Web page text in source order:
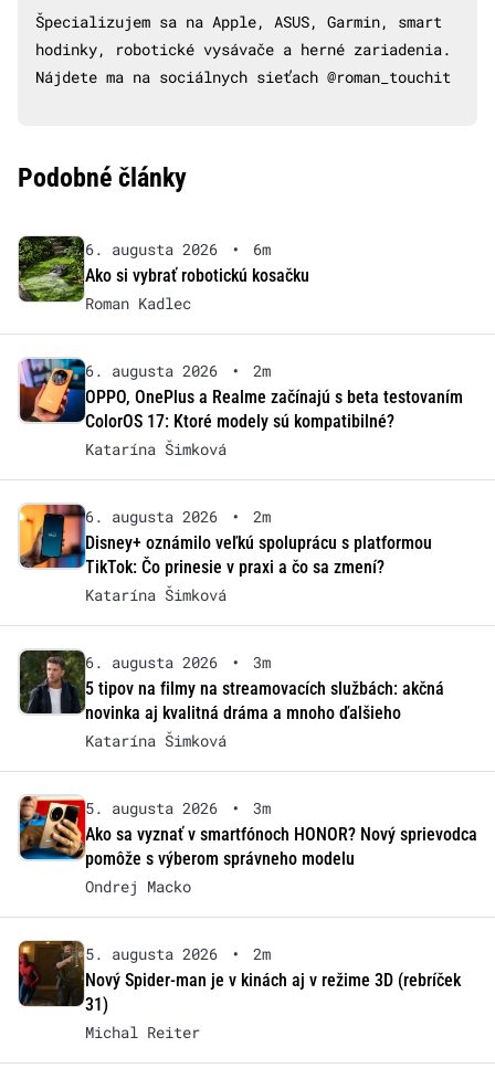
Špecializujem sa na Apple, ASUS, Garmin, smart
hodinky, robotické vysávače a herné zariadenia.
Nájdete ma na sociálnych sieťach @roman_touchit
Podobné články
6. augusta 2026 •
6m
Ako si vybrať robotickú kosačku
Roman Kadlec
6. augusta 2026 •
2m
OPPO, OnePlus a Realme začínajú s beta testovaním
ColorOS 17: Ktoré modely sú kompatibilné?
Katarína Šimková
6. augusta 2026 •
2m
Disney+ oznámilo veľkú spoluprácu s platformou
TikTok: Čo prinesie v praxi a čo sa zmení?
Katarína Šimková
6. augusta 2026 •
3m
5 tipov na filmy na streamovacích službách: akčná
novinka aj kvalitná dráma a mnoho ďalšieho
Katarína Šimková
5. augusta 2026 •
3m
Ako sa vyznať v smartfónoch HONOR? Nový sprievodca
pomôže s výberom správneho modelu
Ondrej Macko
5. augusta 2026 •
2m
Nový Spider-man je v kinách aj v režime 3D (rebríček
31)
Michal Reiter